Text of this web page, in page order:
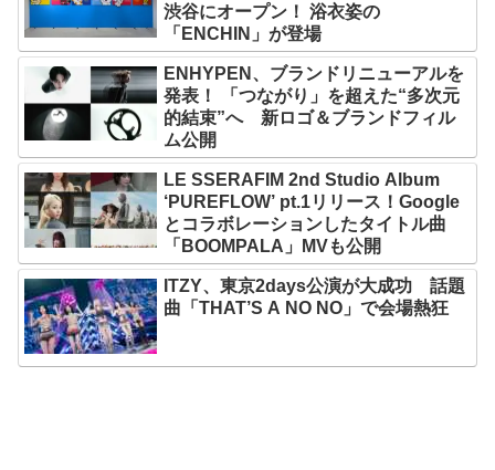
渋谷にオープン！ 浴衣姿の
「ENCHIN」が登場
ENHYPEN、ブランドリニューアルを
発表！ 「つながり」を超えた“多次元
的結束”へ 新ロゴ＆ブランドフィル
ム公開
LE SSERAFIM 2nd Studio Album
‘PUREFLOW’ pt.1リリース！Google
とコラボレーションしたタイトル曲
「BOOMPALA」MVも公開
ITZY、東京2days公演が大成功 話題
曲「THAT’S A NO NO」で会場熱狂